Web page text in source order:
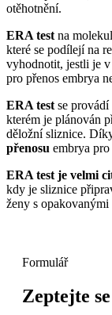
otěhotnění.
ERA test na
které se podílejí na
vyhodnotit, jestli je
pro přenos embrya
ERA test se
kterém je plánován
děložní sliznice.
přenosu embrya
ERA test je velmi
kdy je sliznice
ženy s opakovanými
Formulář
Zeptejte